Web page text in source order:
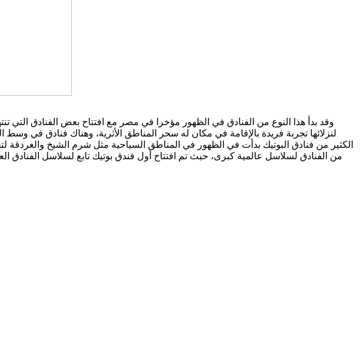
وقد بدأ هذا النوع من الفنادق في الظهور مؤخرا في مصر مع افتتاح بعض الفنادق التي
لنزلائها تجربة فريدة بالإقامة في مكان له سحر المناطق الأثرية، وهناك فنادق في
الكثير من فنادق البوتيك بدأت في الظهور في المناطق السياحية مثل شرم الشيخ
من الفنادق لسلاسل عالمية كبرى، حيث تم افتتاح أول فندق بوتيك تابع لسلاسل الفنادق